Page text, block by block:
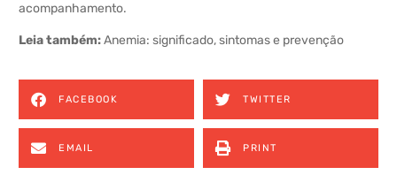
acompanhamento.
Leia também:Anemia: significado, sintomas e prevenção
FACEBOOK TWITTER
EMAIL PRINT